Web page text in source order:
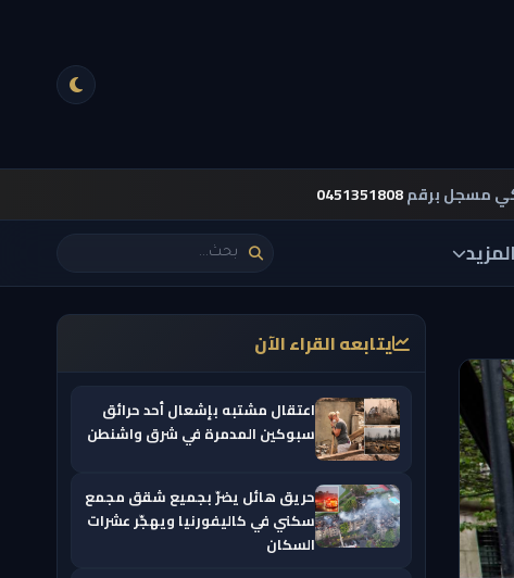
مسجل برقم0451351808
المزيد
يتابعه القراء الآن
اعتقال مشتبه بإشعال أحد حرائق
سبوكين المدمرة في شرق واشنطن
حريق هائل يضرّ بجميع شقق مجمع
سكني في كاليفورنيا ويهجّر عشرات
السكان